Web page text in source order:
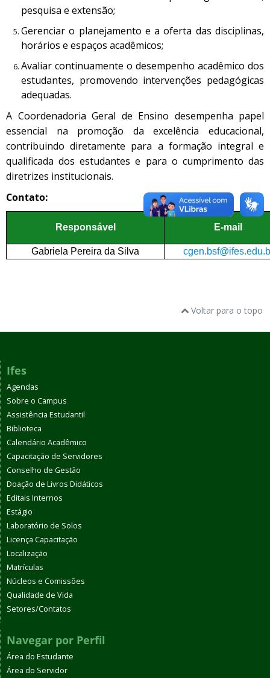
pesquisa e extensão;
Gerenciar o planejamento e a oferta das disciplinas,
horários e espaços acadêmicos;
Avaliar continuamente o desempenho acadêmico dos
estudantes, promovendo intervenções pedagógicas
adequadas.
A Coordenadoria Geral de Ensino desempenha papel
essencial na promoção da excelência educacional,
contribuindo diretamente para a formação integral e
qualificada dos estudantes e para o cumprimento das
diretrizes institucionais.
Contato:
Responsável E-mail
Gabriela Pereira da Silva
Voltar para o topo
Ifes
Agendas
Sobre o Campus
Assistência Estudantil
Biblioteca
Calendário Acadêmico
Capacitação de Servidores
Conselho de Gestão
Doação de Livros Didáticos
Editais Internos
Estágio
Laboratório de Solos
Licença Capacitação
Localização
Matrículas
Núcleos e Comissões
Qualidade de Vida
Setores/Contatos
Navegar por Perfil
Área do Estudante
Área do Servidor